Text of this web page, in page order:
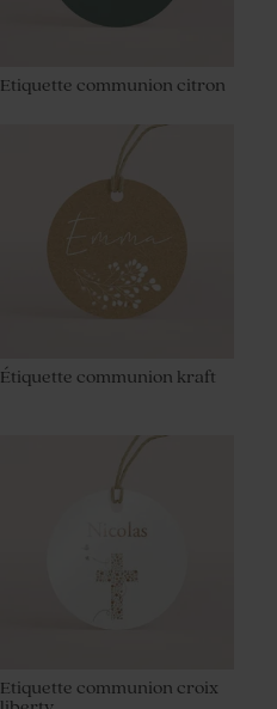
Etiquette communion citron
Étiquette communion kraft
Etiquette communion croix